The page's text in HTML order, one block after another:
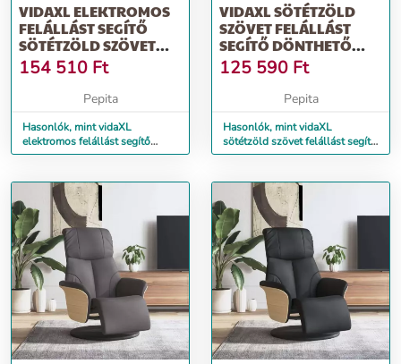
VIDAXL ELEKTROMOS
FELÁLLÁST SEGÍTŐ
SÖTÉTZÖLD SZÖVET
DÖNTHETŐ FOTEL
154 510 Ft
Pepita
Hasonlók, mint vidaXL
elektromos felállást segítő
sötétzöld szövet dönthető fotel
VIDAXL SÖTÉTZÖLD
SZÖVET FELÁLLÁST
SEGÍTŐ DÖNTHETŐ
FOTEL
125 590 Ft
Pepita
Hasonlók, mint vidaXL
sötétzöld szövet felállást segítő
dönthető fotel